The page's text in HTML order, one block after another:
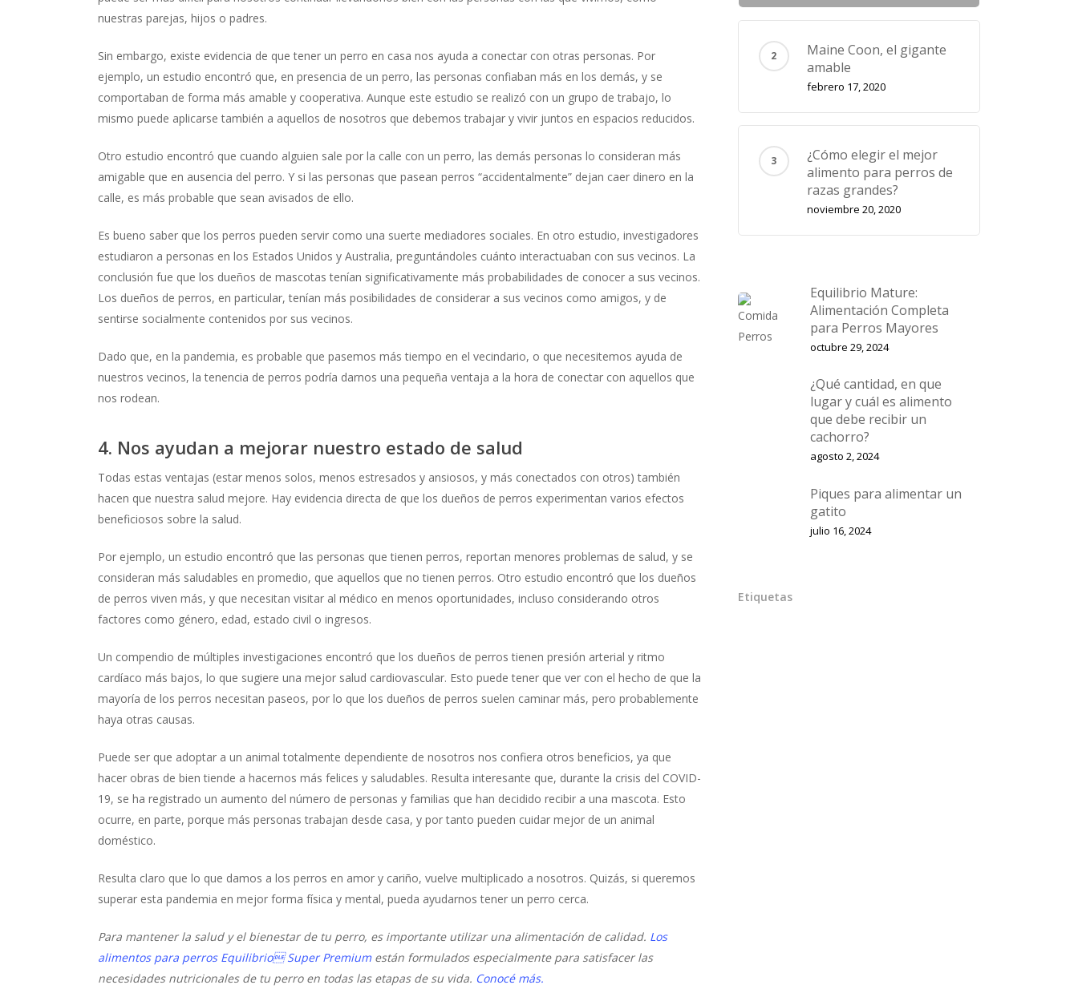
nuestras parejas, hijos o padres.
Sin embargo, existe evidencia de que tener un perro en casa nos ayuda a conectar con otras personas. Por
ejemplo, un estudio encontró que, en presencia de un perro, las personas confiaban más en los demás, y se
comportaban de forma más amable y cooperativa. Aunque este estudio se realizó con un grupo de trabajo, lo
mismo puede aplicarse también a aquellos de nosotros que debemos trabajar y vivir juntos en espacios reducidos.
Otro estudio encontró que cuando alguien sale por la calle con un perro, las demás personas lo consideran más
amigable que en ausencia del perro. Y si las personas que pasean perros “accidentalmente” dejan caer dinero en la
calle, es más probable que sean avisados de ello.
Es bueno saber que los perros pueden servir como una suerte mediadores sociales. En otro estudio, investigadores
estudiaron a personas en los Estados Unidos y Australia, preguntándoles cuánto interactuaban con sus vecinos. La
conclusión fue que los dueños de mascotas tenían significativamente más probabilidades de conocer a sus vecinos.
Los dueños de perros, en particular, tenían más posibilidades de considerar a sus vecinos como amigos, y de
sentirse socialmente contenidos por sus vecinos.
Dado que, en la pandemia, es probable que pasemos más tiempo en el vecindario, o que necesitemos ayuda de
nuestros vecinos, la tenencia de perros podría darnos una pequeña ventaja a la hora de conectar con aquellos que
nos rodean.
4. Nos ayudan a mejorar nuestro estado de salud
Todas estas ventajas (estar menos solos, menos estresados y ansiosos, y más conectados con otros) también
hacen que nuestra salud mejore. Hay evidencia directa de que los dueños de perros experimentan varios efectos
beneficiosos sobre la salud.
Por ejemplo, un estudio encontró que las personas que tienen perros, reportan menores problemas de salud, y se
consideran más saludables en promedio, que aquellos que no tienen perros. Otro estudio encontró que los dueños
de perros viven más, y que necesitan visitar al médico en menos oportunidades, incluso considerando otros
factores como género, edad, estado civil o ingresos.
Un compendio de múltiples investigaciones encontró que los dueños de perros tienen presión arterial y ritmo
cardíaco más bajos, lo que sugiere una mejor salud cardiovascular. Esto puede tener que ver con el hecho de que la
mayoría de los perros necesitan paseos, por lo que los dueños de perros suelen caminar más, pero probablemente
haya otras causas.
Puede ser que adoptar a un animal totalmente dependiente de nosotros nos confiera otros beneficios, ya que
hacer obras de bien tiende a hacernos más felices y saludables. Resulta interesante que, durante la crisis del COVID-
19, se ha registrado un aumento del número de personas y familias que han decidido recibir a una mascota. Esto
ocurre, en parte, porque más personas trabajan desde casa, y por tanto pueden cuidar mejor de un animal
doméstico.
Resulta claro que lo que damos a los perros en amor y cariño, vuelve multiplicado a nosotros. Quizás, si queremos
superar esta pandemia en mejor forma física y mental, pueda ayudarnos tener un perro cerca.
Para mantener la salud y el bienestar de tu perro, es importante utilizar una alimentación de calidad. Los
alimentos para perrosEquilibrio Super Premiumestán formulados especialmente para satisfacer las
necesidades nutricionales de tu perro en todas las etapas de su vida. Conocémás.
Maine Coon, el gigante
amable
febrero 17, 2020
¿Cómo elegir el mejor
alimento para perros de
razas grandes?
noviembre 20, 2020
Equilibrio Mature:
Alimentación Completa
para Perros Mayores
octubre 29, 2024
¿Qué cantidad, en que
lugar y cuál es alimento
que debe recibir un
cachorro?
agosto 2, 2024
Piques para alimentar un
gatito
julio 16, 2024
Etiquetas